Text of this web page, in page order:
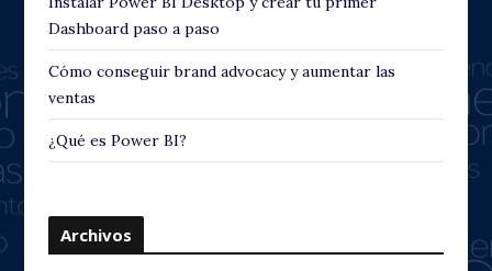
Dashboard paso a paso
Cómo conseguir brand advocacy y aumentar las
ventas
¿Qué es Power BI?
Archivos